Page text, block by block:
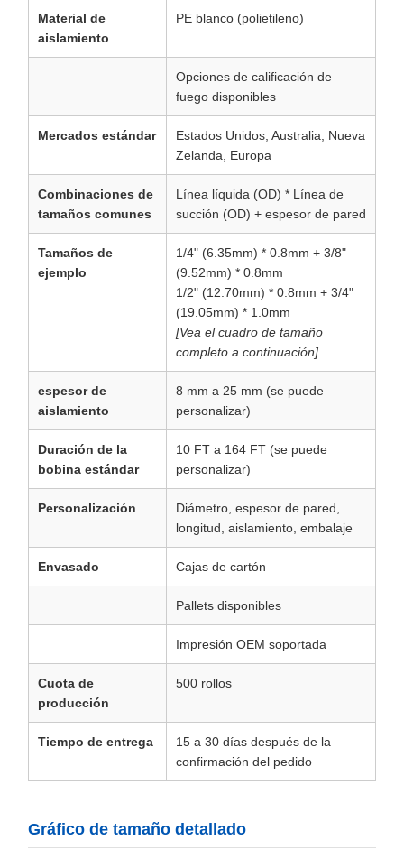
Material de
aislamiento
PE blanco (polietileno)
Opciones de calificación de
fuego disponibles
Mercados estándar
Estados Unidos, Australia, Nueva
Zelanda, Europa
Combinaciones de
tamaños comunes
Línea líquida (OD) * Línea de
succión (OD) + espesor de pared
Tamaños de
ejemplo
1/4" (6.35mm) * 0.8mm + 3/8"
(9.52mm) * 0.8mm
1/2" (12.70mm) * 0.8mm + 3/4"
(19.05mm) * 1.0mm
[Vea el cuadro de tamaño
completo a continuación]
espesor de
aislamiento
8 mm a 25 mm (se puede
personalizar)
Duración de la
bobina estándar
10 FT a 164 FT (se puede
personalizar)
Personalización
Diámetro, espesor de pared,
longitud, aislamiento, embalaje
Envasado Cajas de cartón
Pallets disponibles
Impresión OEM soportada
Cuota de
producción
500 rollos
Tiempo de entrega
15 a 30 días después de la
confirmación del pedido
Gráfico de tamaño detallado